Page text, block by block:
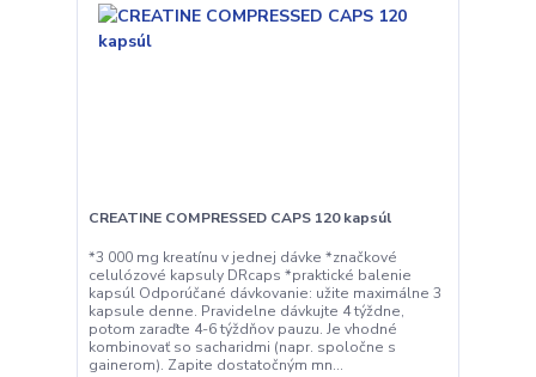
CREATINE COMPRESSED CAPS 120 kapsúl
*3 000 mg kreatínu v jednej dávke *značkové
celulózové kapsuly DRcaps *praktické balenie
kapsúl Odporúčané dávkovanie: užite maximálne 3
kapsule denne. Pravidelne dávkujte 4 týždne,
potom zaraďte 4-6 týždňov pauzu. Je vhodné
kombinovať so sacharidmi (napr. spoločne s
gainerom). Zapite dostatočným mn...